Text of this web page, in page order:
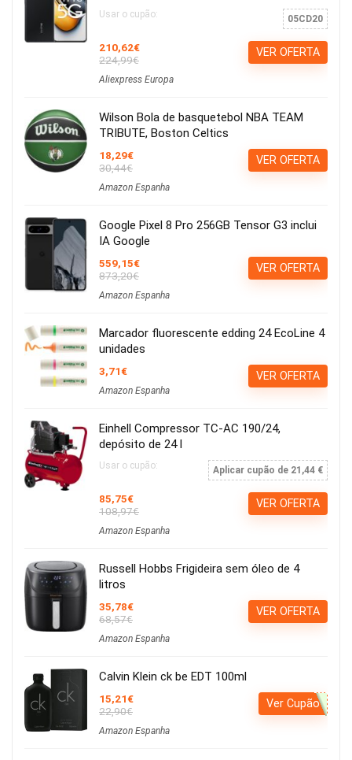
Usar o cupão: 05CD20
210,62€
224,99€
Aliexpress Europa
VER OFERTA
Wilson Bola de basquetebol NBA TEAM
TRIBUTE, Boston Celtics
18,29€
30,44€
Amazon Espanha
VER OFERTA
Google Pixel 8 Pro 256GB Tensor G3 inclui
IA Google
559,15€
873,20€
Amazon Espanha
VER OFERTA
Marcador fluorescente edding 24 EcoLine 4
unidades
3,71€
Amazon Espanha
VER OFERTA
Einhell Compressor TC-AC 190/24,
depósito de 24 l
Usar o cupão: Aplicar cupão de 21,44 €
85,75€
108,97€
Amazon Espanha
VER OFERTA
Russell Hobbs Frigideira sem óleo de 4
litros
35,78€
68,57€
Amazon Espanha
VER OFERTA
Calvin Klein ck be EDT 100ml
15,21€
22,90€
Amazon Espanha
Ver Cupão